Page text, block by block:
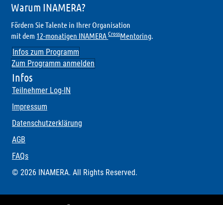
Infos
Teilnehmer Log-IN
Impressum
Datenschutzerklärung
AGB
FAQs
© 2026 INAMERA. All Rights Reserved.
Warum INAMERA?
Fördern Sie Talente in Ihrer Organisation
mit dem 12-monatigen INAMERACrossMentoring.
Infos zum Programm
Zum Programm anmelden